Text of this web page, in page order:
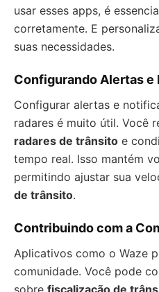
usar esses apps, é
corretamente. E
suas necessidades.
Configurando Alertas
Configurar alertas e
radares é muito útil. Você
radares de trânsito e
tempo real. Isso mantém
permitindo ajustar sua
de trânsito.
Contribuindo com a
Aplicativos como o Waze
comunidade. Você pode
sobre fiscalização de